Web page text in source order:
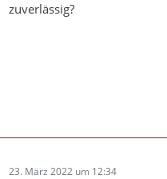
zuverlässig?
23. März 2022 um 12:34